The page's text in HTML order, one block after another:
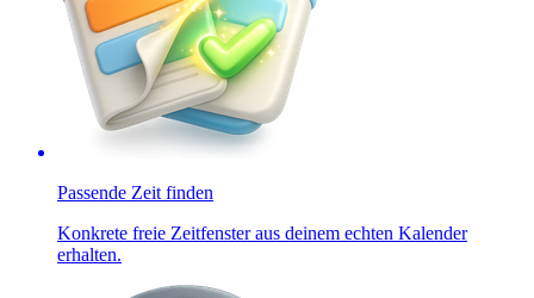
Passende Zeit finden
Konkrete freie Zeitfenster aus deinem echten Kalender
erhalten.